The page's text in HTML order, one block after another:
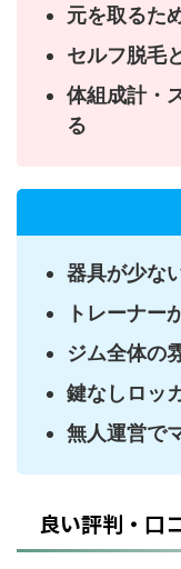
元を取るた
セルフ脱毛
体組成計・
る
器具が少な
トレーナー
ジム全体の
鍵なしロッ
無人運営で
良い評判・口